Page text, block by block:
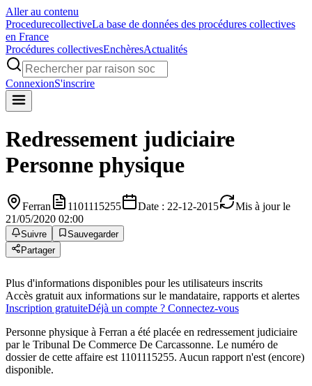
Aller au contenu
ProcedurecollectiveLa base de données des procédures collectives
en France
Procédures collectivesEnchèresActualités
ConnexionS'inscrire
Redressement judiciaire
Personne physique
Ferran 1101115255 Date : 22-12-2015
Mis à jour le
21/05/2020 02:00
Suivre
Sauvegarder
Partager
Plus d'informations disponibles pour les utilisateurs inscrits
Accès gratuit aux informations sur le mandataire, rapports et alertes
Inscription gratuiteDéjà un compte ? Connectez-vous
Personne physique à Ferran a été placée en redressement judiciaire
par le Tribunal De Commerce De Carcassonne. Le numéro de
dossier de cette affaire est 1101115255. Aucun rapport n'est (encore)
disponible.